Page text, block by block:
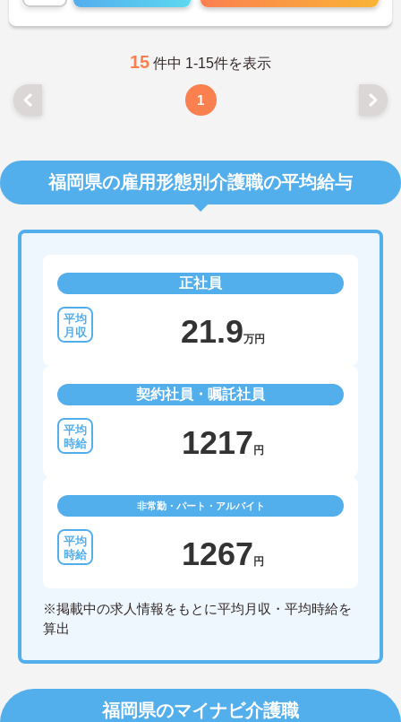
ご興味ある方には、面接対策ポイントなど、さらに
詳細をお話しいたしますのでお気軽にご相談くださ
15 件中 1-15件を表示
1
福岡県の雇用形態別介護職の平均給与
正社員
21.9万円
契約社員・嘱託社員
1217円
非常勤・パート・アルバイト
1267円
※掲載中の求人情報をもとに平均月収・平均時給を
算出
福岡県のマイナビ介護職